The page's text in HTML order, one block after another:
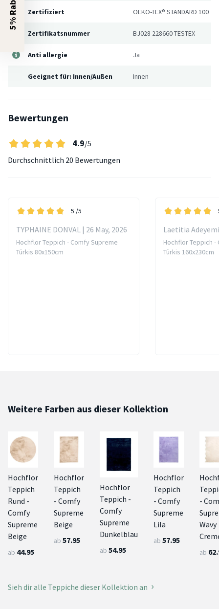
Zertifiziert OEKO-TEX® STANDARD 100
Zertifikatsnummer BJ028 228660 TESTEX
Anti allergie Ja
Geeignet für: Innen/Außen Innen
Bewertungen
4.9/5
Durchschnittlich 20 Bewertungen
5 /5
TYPHAINE DONVAL | 26 May, 2026
Hochflor Teppich - Comfy Supreme
Türkis 80x150cm
Laetitia
Hochflor Teppich -
Türkis 160x230cm
Weitere Farben aus dieser Kollektion
Hochflor
Teppich
Rund -
Comfy
Supreme
Beige
ab 44.95
Hochflor
Teppich
- Comfy
Supreme
Beige
ab 57.95
Hochflor
Teppich -
Comfy
Supreme
Dunkelblau
ab 54.95
Hochflor
Teppich
- Comfy
Supreme
Lila
ab 57.95
-
Wavy
ab
Sieh dir alle Teppiche dieser Kollektion an